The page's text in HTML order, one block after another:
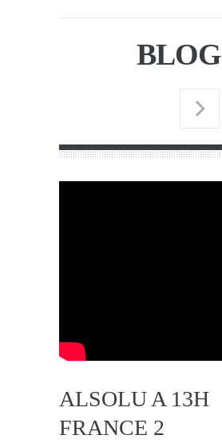
BLOG
ALSOLU A 13H
FRANCE 2